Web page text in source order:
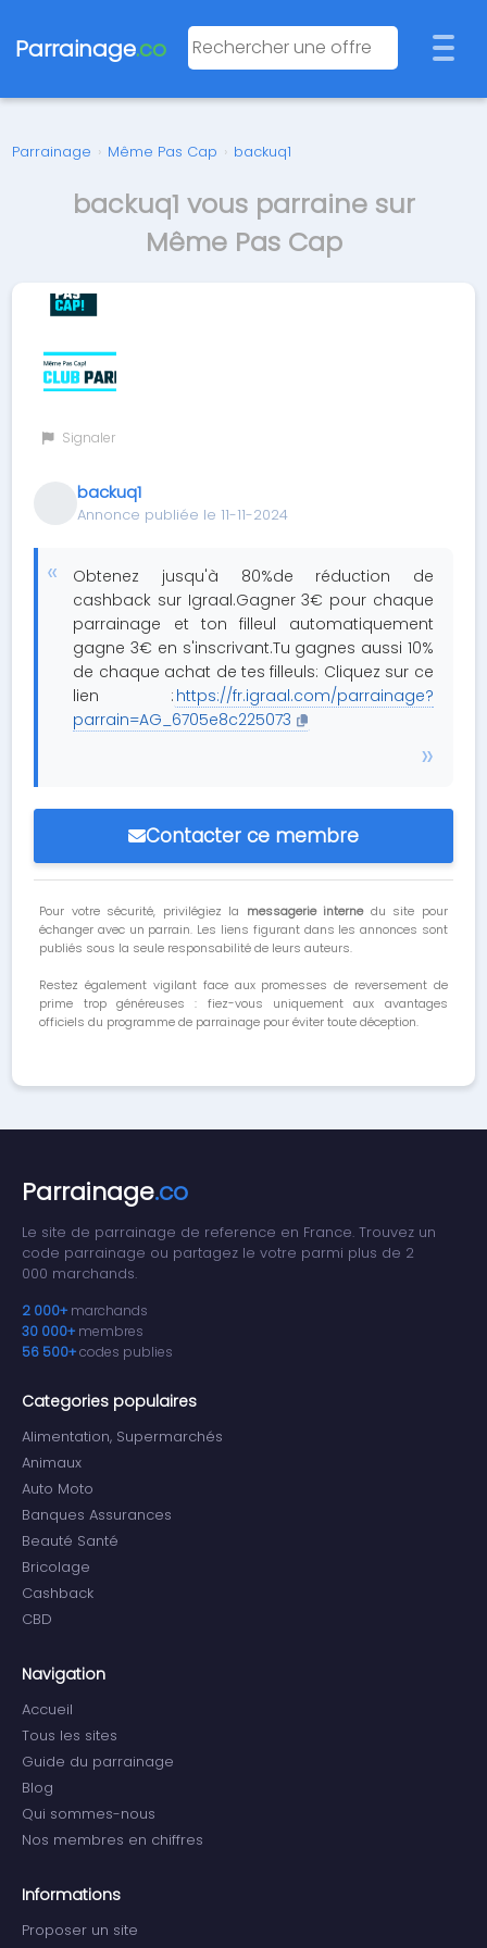
Parrainage.co
Parrainage › Même Pas Cap › backuq1
backuq1 vous parraine sur
Même Pas Cap
Signaler
backuq1
Annonce publiée le 11-11-2024
Obtenez jusqu'à 80%de réduction de
cashback sur Igraal.Gagner 3€ pour chaque
parrainage et ton filleul automatiquement
gagne 3€ en s'inscrivant.Tu gagnes aussi 10%
de chaque achat de tes filleuls: Cliquez sur ce
lien : https://fr.igraal.com/parrainage?
parrain=AG_6705e8c225073
Contacter ce membre
Pour votre sécurité, privilégiez la messagerie internedu site pour
échanger avec un parrain. Les liens figurant dans les annonces sont
publiés sous la seule responsabilité de leurs auteurs.
Restez également vigilant face aux promesses de reversement de
prime trop généreuses : fiez-vous uniquement aux avantages
officiels du programme de parrainage pour éviter toute déception.
Parrainage.co
Le site de parrainage de reference en France. Trouvez un
code parrainage ou partagez le votre parmi plus de 2
000 marchands.
2 000+ marchands
30 000+ membres
56 500+codes publies
Categories populaires
Alimentation, Supermarchés
Animaux
Auto Moto
Banques Assurances
Beauté Santé
Bricolage
Cashback
CBD
Navigation
Accueil
Tous les sites
Guide du parrainage
Blog
Qui sommes-nous
Nos membres en chiffres
Informations
Proposer un site